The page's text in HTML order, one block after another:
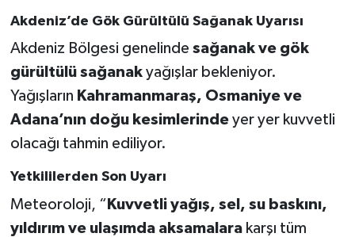
Akdeniz’de Gök Gürültülü Sağanak Uyarısı
Akdeniz Bölgesi genelinde sağanak ve gök
gürültülü sağanakyağışlar bekleniyor.
Yağışların Kahramanmaraş, Osmaniye ve
Adana’nın doğu kesimlerindeyer yer kuvvetli
olacağı tahmin ediliyor.
Yetkililerden Son Uyarı
Meteoroloji, “ Kuvvetli yağış, sel, su baskını,
yıldırım ve ulaşımda aksamalarakarşı tüm
BİLİM TEKNOLOJİ
ASAYİŞ
SEÇİM 2015
ÇEVRE
BİLİM VE TEKNOLOJİ
YARIŞMALAR